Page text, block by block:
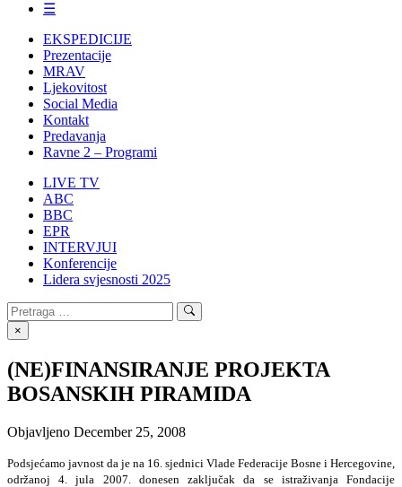
☰
EKSPEDICIJE
Prezentacije
MRAV
Ljekovitost
Social Media
Kontakt
Predavanja
Ravne 2 – Programi
LIVE TV
ABC
BBC
EPR
INTERVJUI
Konferencije
Lidera svjesnosti 2025
Search
for:
Search
×
(NE)FINANSIRANJE PROJEKTA
BOSANSKIH PIRAMIDA
Objavljeno December 25, 2008
Podsjećamo javnost da je na 16. sjednici Vlade Federacije Bosne i Hercegovine,
održanoj 4. jula 2007. donesen zaključak da se istraživanja Fondacije